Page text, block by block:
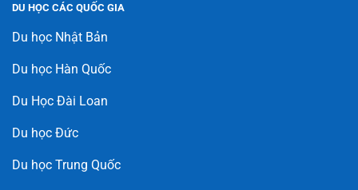
DU HỌC CÁC QUỐC GIA
Du học Nhật Bản
Du học Hàn Quốc
Du Học Đài Loan
Du học Đức
Du học Trung Quốc